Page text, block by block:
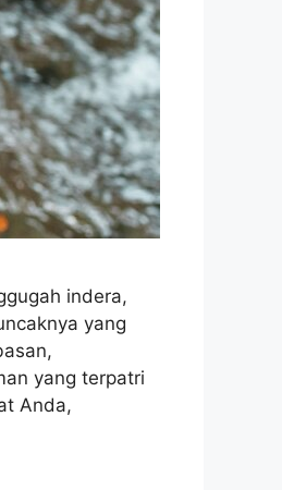
indera,
yang
yang terpatri
Anda,